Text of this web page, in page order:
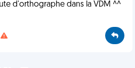
d'orthographe dans la VDM ^^